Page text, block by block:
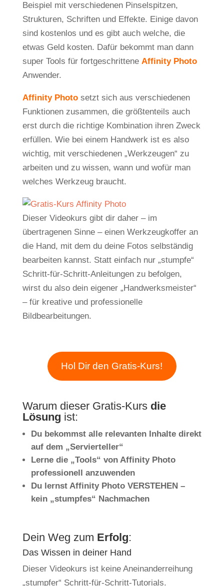
Beispiel mit verschiedenen Pinselspitzen,
Strukturen, Schriften und Effekte. Einige davon
sind kostenlos und es gibt auch welche, die
etwas Geld kosten. Dafür bekommt man dann
super Tools für fortgeschrittene Affinity Photo
Anwender.
Affinity Photosetzt sich aus verschiedenen
Funktionen zusammen, die größtenteils auch
erst durch die richtige Kombination ihren Zweck
erfüllen. Wie bei einem Handwerk ist es also
wichtig, mit verschiedenen „Werkzeugen“ zu
arbeiten und zu wissen, wann und wofür man
welches Werkzeug braucht.
Dieser Videokurs gibt dir daher – im
übertragenen Sinne – einen Werkzeugkoffer an
die Hand, mit dem du deine Fotos selbständig
bearbeiten kannst. Statt einfach nur „stumpfe“
Schritt-für-Schritt-Anleitungen zu befolgen,
wirst du also dein eigener „Handwerksmeister“
– für kreative und professionelle
Bildbearbeitungen.
Hol Dir den Gratis-Kurs!
Warum dieser Gratis-Kurs die
Lösung ist:
Du bekommst alle relevanten Inhalte direkt
auf dem „Servierteller“
Lerne die „Tools“ von Affinity Photo
professionell anzuwenden
Du lernst Affinity Photo VERSTEHEN –
kein „stumpfes“ Nachmachen
Dein Weg zum Erfolg:
Das Wissen in deiner Hand
Dieser Videokurs ist keine Aneinanderreihung
„stumpfer“ Schritt-für-Schritt-Tutorials.